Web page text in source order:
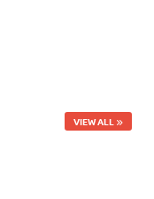
VIEW ALL